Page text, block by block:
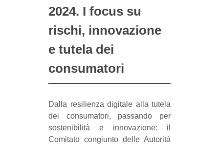
2024. I focus su
rischi, innovazione
e tutela dei
consumatori
Dalla resilienza digitale alla tutela
dei consumatori, passando per
sostenibilità e innovazione: il
Comitato congiunto delle Autorità